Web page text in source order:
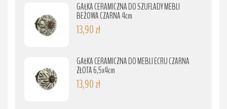
GAŁKA CERAMICZNA DO SZUFLADY MEBLI
BEŻOWA CZARNA 4cm
13,90 zł
GAŁKA CERAMICZNA DO MEBLI ECRU CZARNA
ZŁOTA 6,5x4cm
13,90 zł